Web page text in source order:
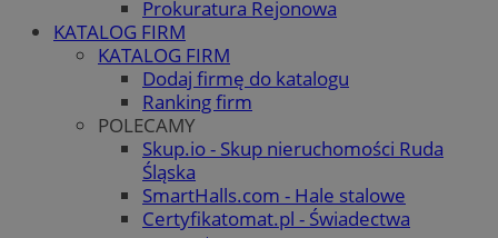
Prokuratura Rejonowa
KATALOG FIRM
KATALOG FIRM
Dodaj firmę do katalogu
Ranking firm
POLECAMY
Skup.io - Skup nieruchomości Ruda
Śląska
SmartHalls.com - Hale stalowe
Certyfikatomat.pl - Świadectwa